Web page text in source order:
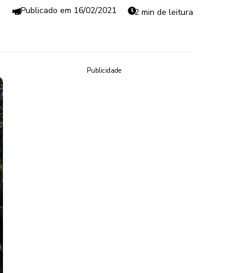
16/02/2021 2 min de leitura
Publicidade